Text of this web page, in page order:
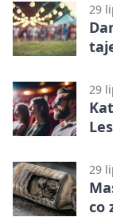
29
29
29
co